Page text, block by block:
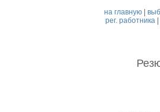
на главную|
рег. работника